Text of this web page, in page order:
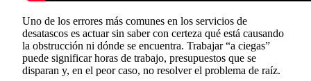
Uno de los errores más comunes en los servicios de
desatascos es actuar sin saber con certeza qué está causando
la obstrucción ni dónde se encuentra. Trabajar “a ciegas”
puede significar horas de trabajo, presupuestos que se
disparan y, en el peor caso, no resolver el problema de raíz.